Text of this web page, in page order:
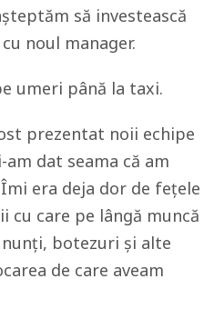
să investească
noul manager.
umeri până la taxi.
prezentat noii echipe
dat seama că am
era deja dor de fețele
cu care pe lângă muncă
botezuri și alte
de care aveam